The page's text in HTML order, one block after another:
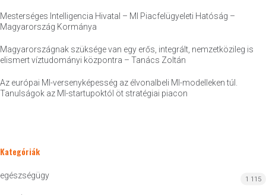
Mesterséges Intelligencia Hivatal – MI Piacfelügyeleti Hatóság –
Magyarország Kormánya
Magyarországnak szüksége van egy erős, integrált, nemzetközileg is
elismert víztudományi központra – Tanács Zoltán
Az európai MI-versenyképesség az élvonalbeli MI-modelleken túl.
Tanulságok az MI-startupoktól öt stratégiai piacon
Kategóriák
egészségügy 1 115